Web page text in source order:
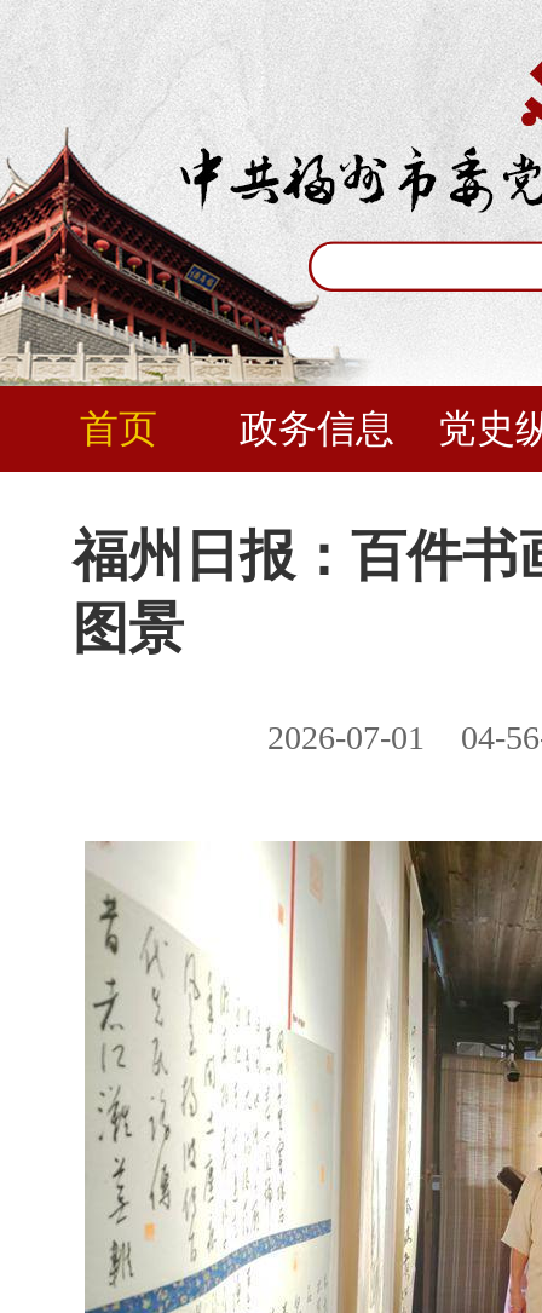
首页 政务信息 党史
福州日报：百件书
图景
2026-07-01 04-